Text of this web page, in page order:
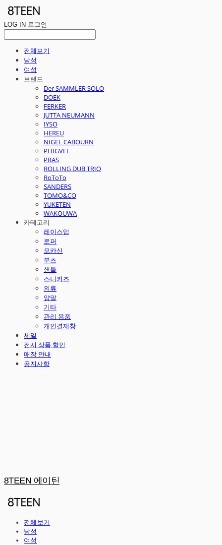
LOG IN 로그인
전체보기
남성
여성
브랜드
Der SAMMLER SOLO
DOEK
FERKER
JUTTA NEUMANN
IYSO
HEREU
NIGEL CABOURN
PHIGVEL
PRAS
ROLLING DUB TRIO
RoToTo
SANDERS
TOMO&CO
YUKETEN
WAKOUWA
카테고리
레이스업
로퍼
모카신
부츠
샌들
스니커즈
의류
양말
기타
관리 용품
개인결제창
세일
전시 상품 할인
매장 안내
공지사항
8TEEN 에이틴
전체보기
남성
여성